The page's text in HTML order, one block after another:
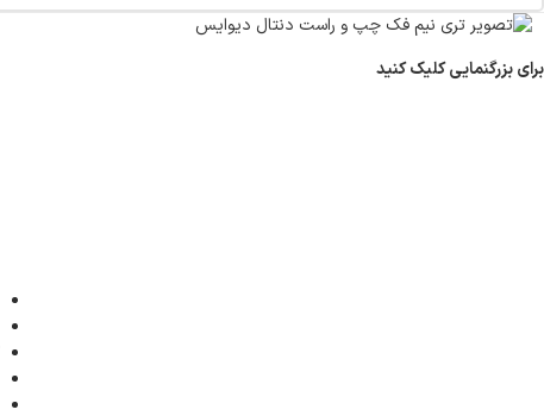
برای بزرگنمایی کلیک کنید